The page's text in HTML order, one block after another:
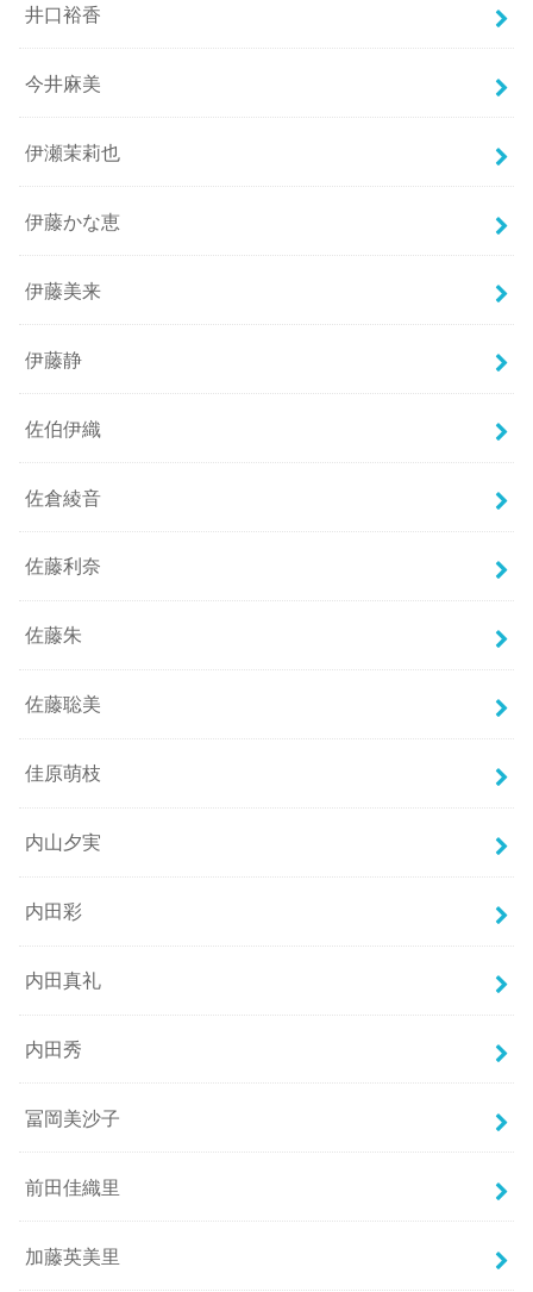
井口裕香
今井麻美
伊瀬茉莉也
伊藤かな恵
伊藤美来
伊藤静
佐伯伊織
佐倉綾音
佐藤利奈
佐藤朱
佐藤聡美
佳原萌枝
内山夕実
内田彩
内田真礼
内田秀
冨岡美沙子
前田佳織里
加藤英美里